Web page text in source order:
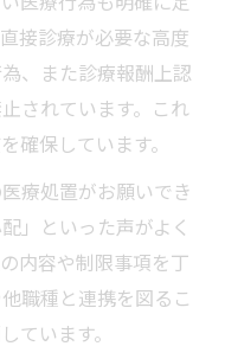
接診療が必要な高度
、また診療報酬上認
されています。これ
確保しています。
療処置がお願いでき
」といった声がよく
内容や制限事項を丁
職種と連携を図るこ
ています。